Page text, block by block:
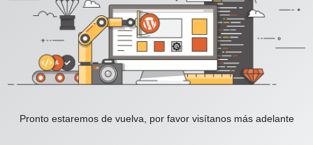
Pronto estaremos de vuelva, por favor visítanos más adelante